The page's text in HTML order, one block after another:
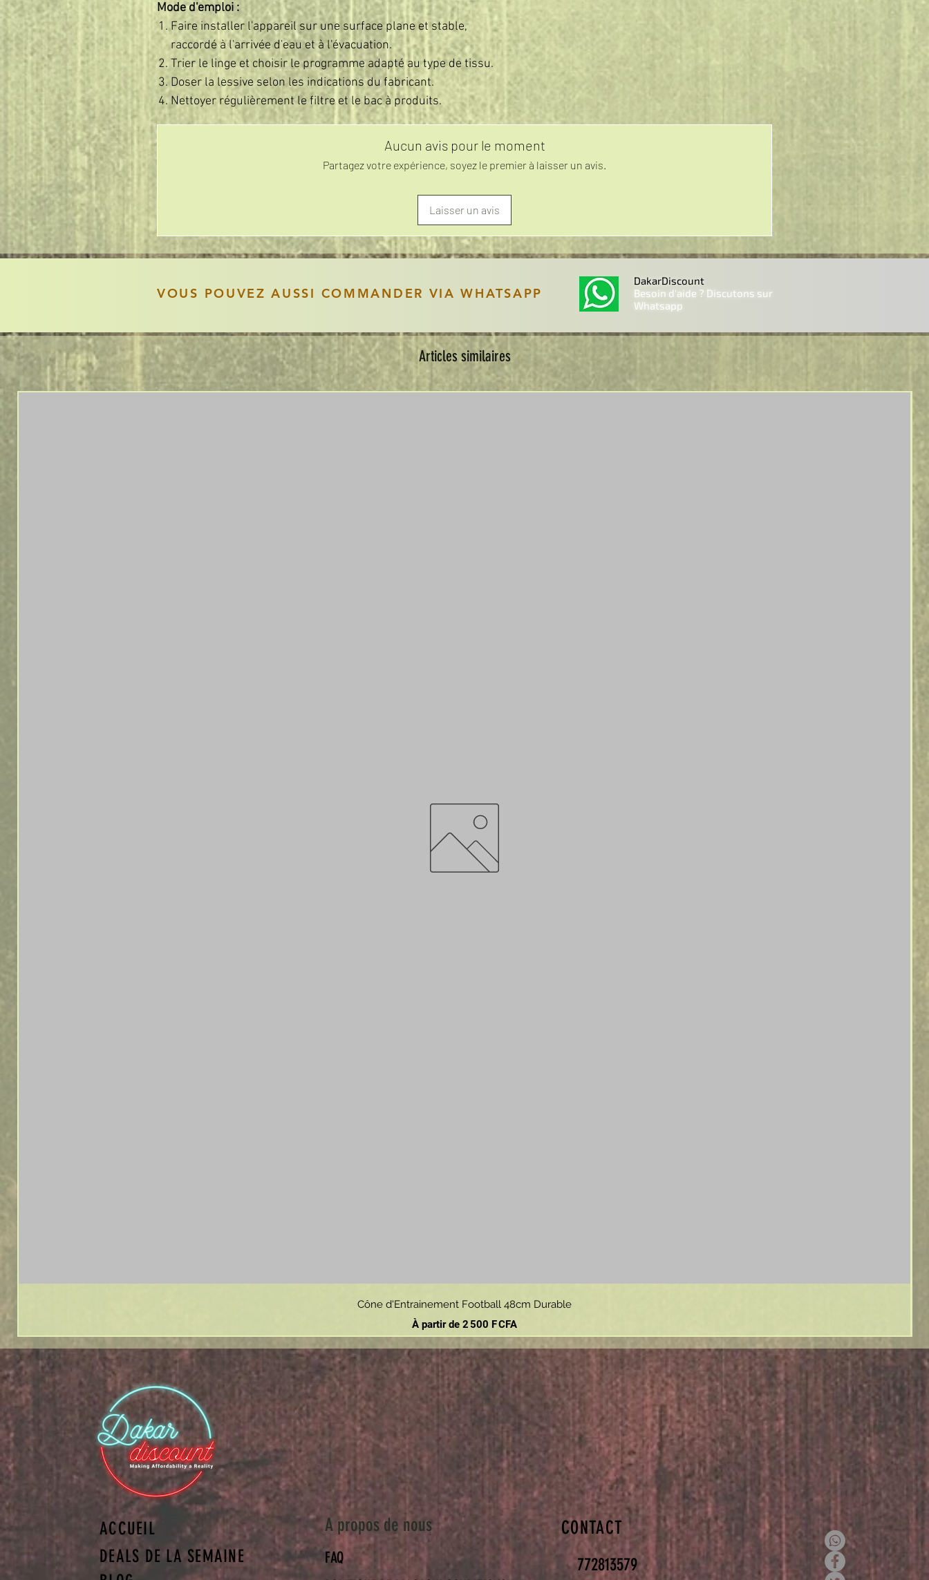
Mode d'emploi :
Faire installer l'appareil sur une surface plane et stable,
raccordé à l'arrivée d'eau et à l'évacuation.
Trier le linge et choisir le programme adapté au type de tissu.
Doser la lessive selon les indications du fabricant.
Nettoyer régulièrement le filtre et le bac à produits.
Aucun avis pour le moment
Partagez votre expérience, soyez le premier à laisser un avis.
Laisser un avis
VOUS POUVEZ AUSSI COMMANDER VIA WHATSAPP
DakarDiscount
Besoin d'aide ? Discutons sur
Whatsapp
Articles similaires
Aperçu rapide
Cône d'Entrainement Football 48cm Durable
À partir de 2 500 F CFA
Prix promotionnel
ACCUEIL
DEALS DE LA SEMAINE
A propos de nous
FAQ
CONTACT
772813579